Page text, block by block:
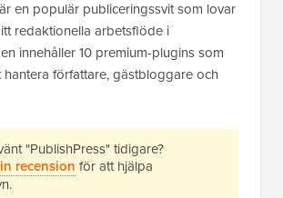
en populär publiceringssvit som lovar
redaktionella arbetsflöde i
innehåller 10 premium-plugins som
författare, gästbloggare och
"PublishPress" tidigare?
recension för att hjälpa